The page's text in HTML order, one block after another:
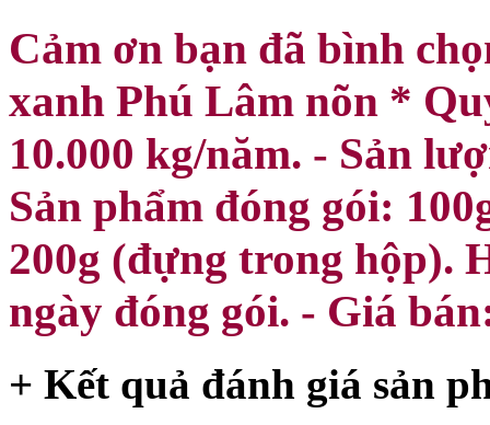
Cảm ơn bạn đã bình
xanh Phú Lâm nõn *
10.000 kg/năm. - Sản
Sản phẩm đóng gói:
200g (đựng trong hộp).
ngày đóng gói. - Giá
+ Kết quả đánh giá sản